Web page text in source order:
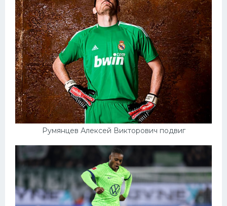
Румянцев Алексей Викторович подвиг